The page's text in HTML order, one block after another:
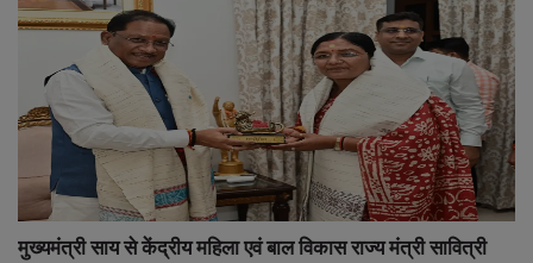
मुख्यमंत्री साय से केंद्रीय महिला एवं बाल विकास राज्य मंत्री सावित्री